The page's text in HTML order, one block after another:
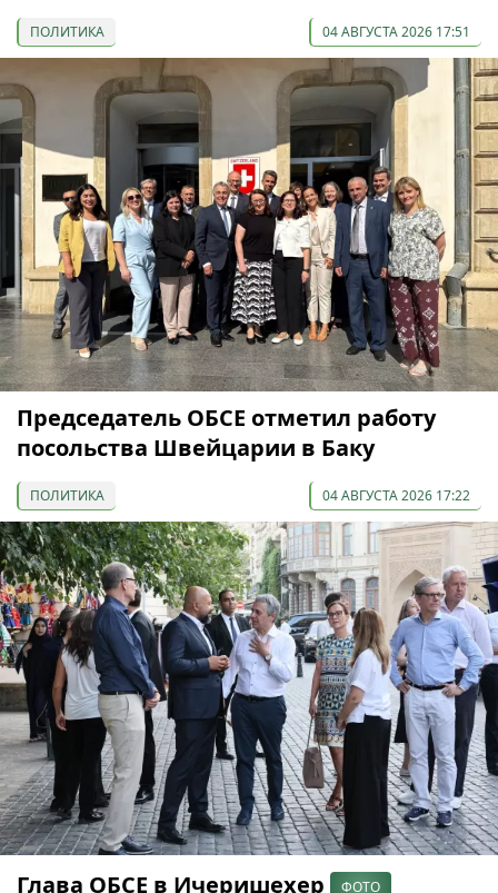
ПОЛИТИКА 04 АВГУСТА 2026 17:51
Председатель ОБСЕ отметил работу
посольства Швейцарии в Баку
ПОЛИТИКА 04 АВГУСТА 2026 17:22
Глава ОБСЕ в Ичеришехер ФОТО